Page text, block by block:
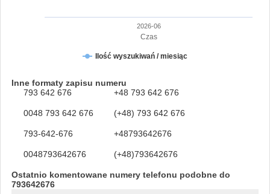
Czas
Ilość wyszukiwań / miesiąc
2026-06
Inne formaty zapisu numeru
793 642 676
+48 793 642 676
0048 793 642 676 (+48) 793 642 676
793-642-676 +48793642676
0048793642676 (+48)793642676
Ostatnio komentowane numery telefonu podobne do
793642676